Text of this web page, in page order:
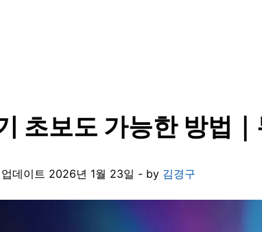
초보도 가능한 방법
업데이트 2026년 1월 23일 - by 김경구